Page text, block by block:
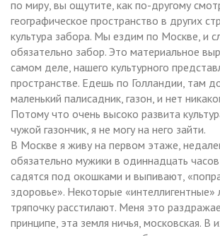
по миру, вы ощутите, как по-другому
географическое пространство в других
культура забора. Мы ездим по Москве, и
обязательно забор. Это материальное
самом деле, нашего культурного
пространстве. Едешь по Голландии, там
маленький палисадник, газон, и нет
Потому что очень высоко развита
чужой газончик, я не могу на него зайти.
В Москве я живу на первом этаже,
обязательно мужики в одиннадцать
садятся под окошками и выпивают,
здоровье». Некоторые
тряпочку расстилают. Меня это
принципе, эта земля ничья, московская. В